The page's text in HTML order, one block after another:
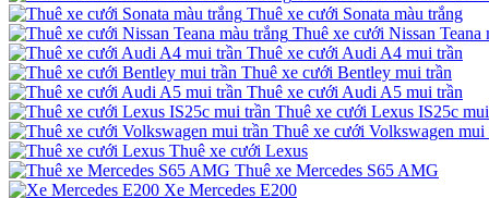
Thuê xe cưới Sonata màu trắng
Thuê xe cưới Nissan Teana
Thuê xe cưới Audi A4 mui trần
Thuê xe cưới Bentley mui trần
Thuê xe cưới Audi A5 mui trần
Thuê xe cưới Lexus IS25c
Thuê xe cưới Volkswagen mui
Thuê xe cưới Lexus
Thuê xe Mercedes S65 AMG
Xe Mercedes E200